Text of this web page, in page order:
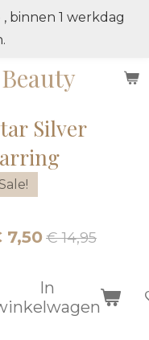
binnen 1 werkdag
Silver
7,50 € 14,95
In